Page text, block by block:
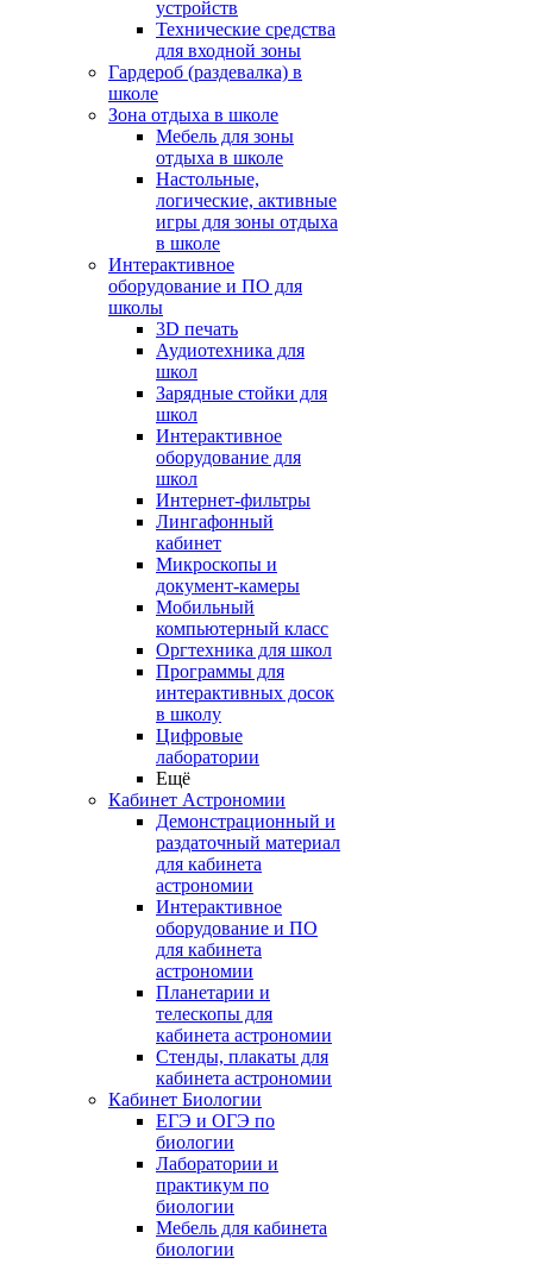
устройств
Технические средства
для входной зоны
Гардероб (раздевалка) в
школе
Зона отдыха в школе
Мебель для зоны
отдыха в школе
Настольные,
логические, активные
игры для зоны отдыха
в школе
Интерактивное
оборудование и ПО для
школы
3D печать
Аудиотехника для
школ
Зарядные стойки для
школ
Интерактивное
оборудование для
школ
Интернет-фильтры
Лингафонный
кабинет
Микроскопы и
документ-камеры
Мобильный
компьютерный класс
Оргтехника для школ
Программы для
интерактивных досок
в школу
Цифровые
лаборатории
Ещё
Кабинет Астрономии
Демонстрационный и
раздаточный материал
для кабинета
астрономии
Интерактивное
оборудование и ПО
для кабинета
астрономии
Планетарии и
телескопы для
кабинета астрономии
Стенды, плакаты для
кабинета астрономии
Кабинет Биологии
ЕГЭ и ОГЭ по
биологии
Лаборатории и
практикум по
биологии
Мебель для кабинета
биологии